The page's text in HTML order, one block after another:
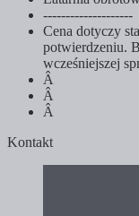
--------------------
Cena dotyczy
potwierdzeniu.
wcześniejszej
Â
Â
Â
Kontakt